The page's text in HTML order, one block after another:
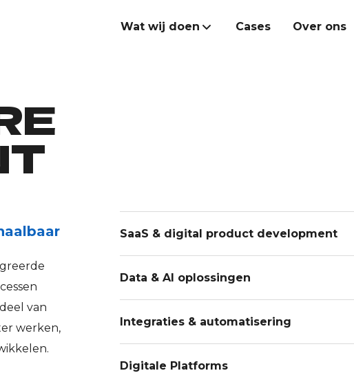
Wat wij doen
Data & performance
Endeavour Grip
HubSpot
Cases Over ons
van
werken,
SaaS & digital product development
Data & AI oplossingen
Integraties & automatisering
Digitale Platforms